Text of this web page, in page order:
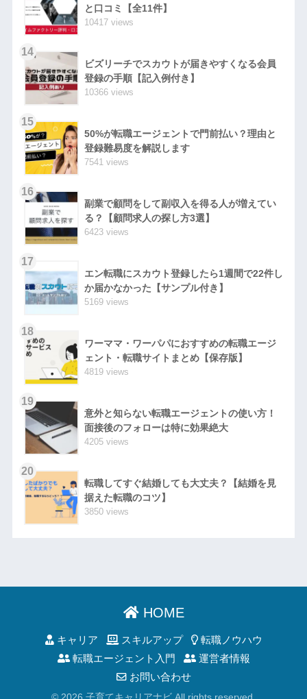
と口コミ【全11件】
10417 views
14
ビズリーチでスカウトが届きやすくなる会員
登録の手順【記入例付き】
10366 views
15
50%が転職エージェントで門前払い？理由と
登録難易度を解説します
7541 views
16
副業で顧問をして副収入を得る人が増えてい
る？【顧問求人の探し方3選】
6423 views
17
エン転職にスカウト登録したら1週間で22件し
か届かなかった【サンプル付き】
5169 views
18
ワーママ・ワーパパにおすすめの転職エージ
ェント・転職サイトまとめ【保存版】
4819 views
19
意外と知らない転職エージェントの使い方！
面接後のフォローは特に効果絶大
4205 views
20
転職してすぐ結婚しても大丈夫？【結婚を見
据えた転職のコツ】
3850 views
HOME
キャリア スキルアップ
転職ノウハウ
転職エージェント入門
運営者情報
お問い合わせ